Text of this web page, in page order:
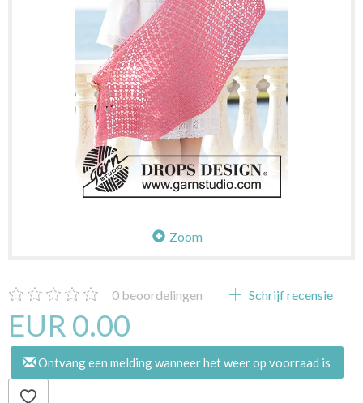
Zoom
0 beoordelingen Schrijf recensie
EUR 0.00
Ontvang een melding wanneer het weer op voorraad is